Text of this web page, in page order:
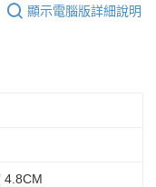
顯示電腦版詳細說明
4.8CM